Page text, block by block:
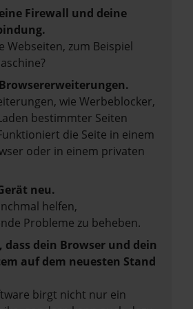
Firewall und deine
Webseiten, zum Beispiel
wie Werbeblocker,
bestimmter Seiten
die Seite in einem
oder in einem privaten
neu.
helfen,
Probleme zu beheben.
dass dein Browser und dein
auf dem neuesten Stand
birgt nicht nur ein